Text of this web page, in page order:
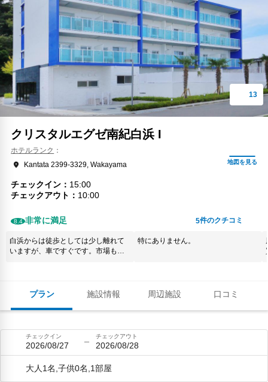
プラン 施設情報 周辺施設 口コミ
クリスタルエグゼ南紀白浜 I
ホテルランク
Kantata 2399-3329, Wakayama
チェックイン
15:00
チェックアウト
10:00
8.4 非常に満足 5件のクチコミ
白浜からは徒歩としては少し離れて
いますが、車ですぐです。市場も近
だ、掃除は行き届いていないところ
た。
特にありません。
チェックイン
2026/08/27
チェックアウト
2026/08/28
大人1名,子供0名,1部屋